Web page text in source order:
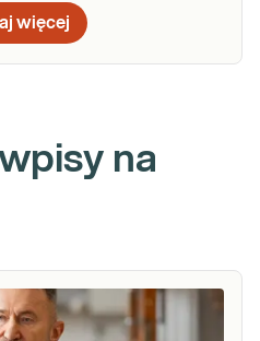
więcej
na